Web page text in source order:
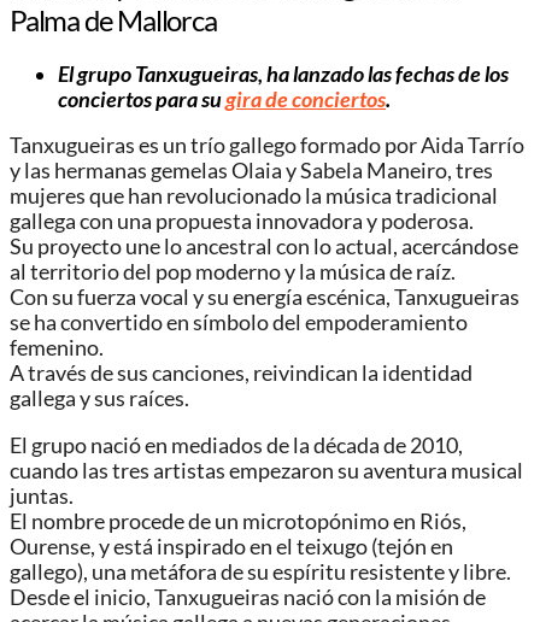
Palma de Mallorca
El grupo Tanxugueiras, ha lanzado las fechas de los
conciertos para sugira de conciertos.
Tanxugueiras es un trío gallego formado por Aida Tarrío
y las hermanas gemelas Olaia y Sabela Maneiro, tres
mujeres que han revolucionado la música tradicional
gallega con una propuesta innovadora y poderosa.
Su proyecto une lo ancestral con lo actual, acercándose
al territorio del pop moderno y la música de raíz.
Con su fuerza vocal y su energía escénica, Tanxugueiras
se ha convertido en símbolo del empoderamiento
femenino.
A través de sus canciones, reivindican la identidad
gallega y sus raíces.
El grupo nació en mediados de la década de 2010,
cuando las tres artistas empezaron su aventura musical
juntas.
El nombre procede de un microtopónimo en Riós,
Ourense, y está inspirado en el teixugo (tejón en
gallego), una metáfora de su espíritu resistente y libre.
Desde el inicio, Tanxugueiras nació con la misión de